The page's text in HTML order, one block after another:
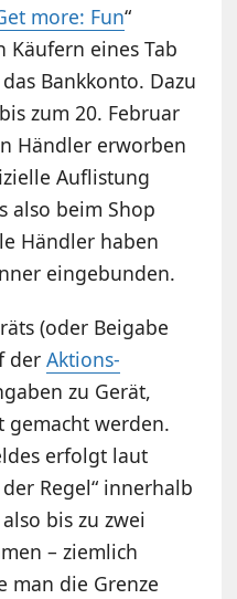
more: Fun“
Käufern eines Tab
Bankkonto. Dazu
zum 20. Februar
Händler erworben
Auflistung
also beim Shop
Händler haben
eingebunden.
(oder Beigabe
derAktions-
zu Gerät,
gemacht werden.
erfolgt laut
Regel“ innerhalb
bis zu zwei
– ziemlich
man die Grenze